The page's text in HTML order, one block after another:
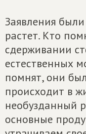
Заявления
растет. Кто
сдерживании
естественных
помнят, они
происходит в
необузданный
основные